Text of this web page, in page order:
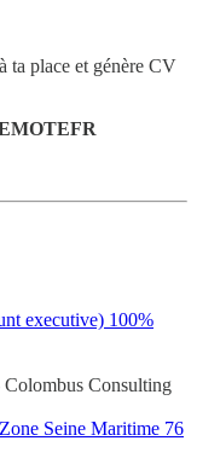
ta place et génère CV
executive) 100%
Colombus Consulting
Seine Maritime 76